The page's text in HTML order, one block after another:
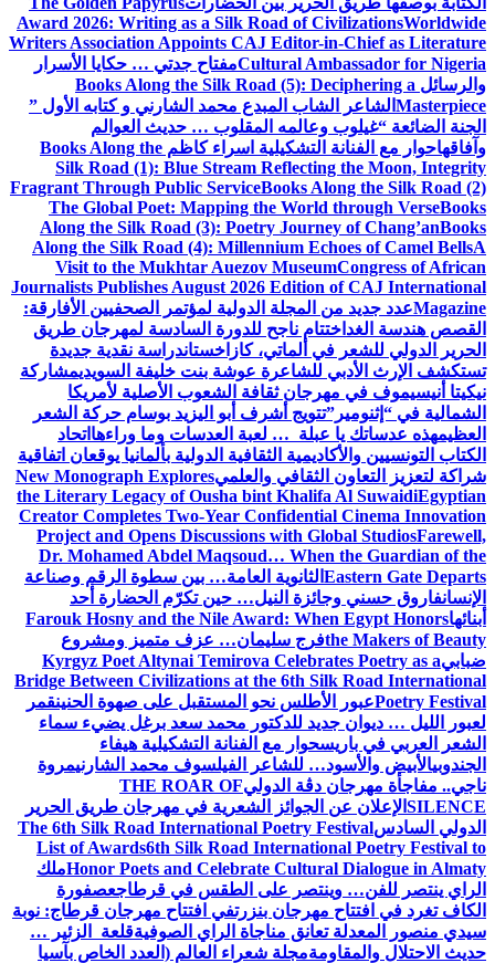
Award 2026: Writing as a Silk Road of CivilizationsWorldwide
Writers Association Appoints CAJ Editor-in-Chief as Literature
Cultural Ambassador for Nigeriaمفتاح جدتي … حكايا الأسرار
والرسائل Books Along the Silk Road (5): Deciphering a
Masterpiece الشاعر الشاب المبدع محمد الشارني و كتابه الأول ”
الجنة الضائعة “غيلوب وعالمه المقلوب … حديث العوالم
وآفاقهاحوار مع الفنانة التشكيلية اسراء كاظم Books Along the
Silk Road (1): Blue Stream Reflecting the Moon, Integrity
Fragrant Through Public ServiceBooks Along the Silk Road (2)
The Global Poet: Mapping the World through VerseBooks
Along the Silk Road (3): Poetry Journey of Chang’anBooks
Along the Silk Road (4): Millennium Echoes of Camel BellsA
Visit to the Mukhtar Auezov MuseumCongress of African
Journalists Publishes August 2026 Edition of CAJ International
Magazineعدد جديد من المجلة الدولية لمؤتمر الصحفيين الأفارقة:
القصص هندسة الغد اختتام ناجح للدورة السادسة لمهرجان طريق
الحرير الدولي للشعر في ألماتي، كازاخستاندراسة نقدية جديدة
تستكشف الإرث الأدبي للشاعرة عوشة بنت خليفة السويديمشاركة
نيكيتا أنيسيموف في مهرجان ثقافة الشعوب الأصلية لأمريكا
الشمالية في “إثنومير”تتويج أشرف أبو اليزيد بوسام حركة الشعر
العظيمهذه عدساتك يا عبلة … لعبة العدسات وما وراءها اتحاد
الكتاب التونسيين والأكاديمية الثقافية الدولية بألمانيا يوقعان اتفاقية
شراكة لتعزيز التعاون الثقافي والعلميNew Monograph Explores
the Literary Legacy of Ousha bint Khalifa Al SuwaidiEgyptian
Creator Completes Two-Year Confidential Cinema Innovation
Project and Opens Discussions with Global StudiosFarewell,
Dr. Mohamed Abdel Maqsoud… When the Guardian of the
Eastern Gate Departs الثانوية العامة… بين سطوة الرقم وصناعة
الإنسانفاروق حسني وجائزة النيل… حين تكرّم الحضارة أحد
أبنائهاFarouk Hosny and the Nile Award: When Egypt Honors
the Makers of Beautyفرج سليمان… عزف متميز ومشروع
ضبابيKyrgyz Poet Altynai Temirova Celebrates Poetry as a
Bridge Between Civilizations at the 6th Silk Road International
Poetry Festivalعبور الأطلس نحو المستقبل على صهوة الحنينقمر
لعبور الليل … ديوان جديد للدكتور محمد سعد برغل يضيء سماء
الشعر العربي في باريسحوار مع الفنانة التشكيلية هيفاء
الجندوبيالأبيض والأسود… للشاعر الفيلسوف محمد الشارنيمروة
ناجي.. مفاجأة مهرجان دڨة الدوليTHE ROAR OF
SILENCE الإعلان عن الجوائز الشعرية في مهرجان طريق الحرير
الدولي السادسThe 6th Silk Road International Poetry Festival
List of Awards6th Silk Road International Poetry Festival to
Honor Poets and Celebrate Cultural Dialogue in Almatyملك
الراي ينتصر للفن… وينتصر على الطقس في قرطاجعصفورة
الكاف تغرد في افتتاح مهرجان بنزرتفي افتتاح مهرجان قرطاج: نوبة
سيدي منصور المعدلة تعانق مناجاة الراي الصوفيةقلعة الزئير …
حديث الاحتلال والمقاومةمجلة شعراء العالم (العدد الخاص بآسيا